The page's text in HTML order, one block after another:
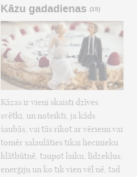
Kāzu gadadienas (15)
Kāzas ir vieni skaisti dzīves
svētki, un noteikti, ja kāds
šaubās, vai tās rīkot ar vērienu vai
tomēr salaulāties tikai liecinieku
klātbūtnē, taupot laiku, līdzekļus,
enerģiju un ko tik vien vēl nē, tad